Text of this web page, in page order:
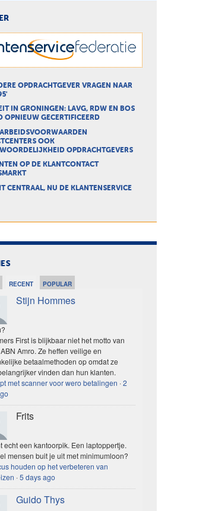
OPDRACHTGEVER VRAGEN NAAR
IN GRONINGEN: LAVG, RDW EN BOS
OPNIEUW GECERTIFICEERD
ARBEIDSVOORWAARDEN
OOK
OPDRACHTGEVERS
OP DE KLANTCONTACT
CENTRAAL, NU DE KLANTENSERVICE
RECENT POPULAR
Stijn Hommes
First is blijkbaar niet het motto van
Amro. Ze heffen veilige en
betaalmethoden op omdat ze
vinden dan hun klanten.
met scanner voor wero betalingen ·2
Frits
echt een kantoorpik. Een laptoppertje.
mensen buit je uit met minimumloon?
houden op het verbeteren van
·5 days ago
Guido Thys